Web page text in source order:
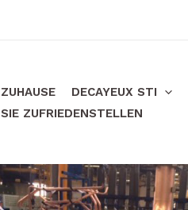
ZUHAUSE DECAYEUX STI
SIE ZUFRIEDENSTELLEN